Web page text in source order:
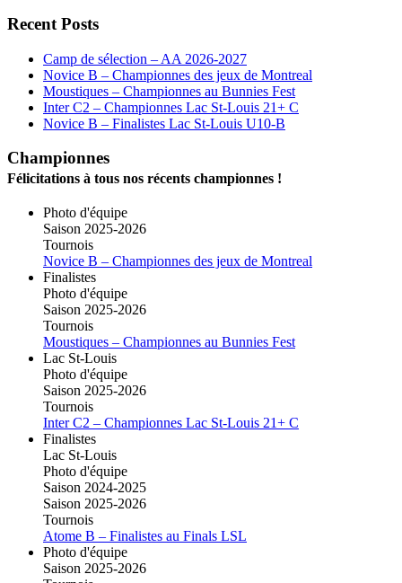
Recent Posts
Camp de sélection – AA 2026-2027
Novice B – Championnes des jeux de Montreal
Moustiques – Championnes au Bunnies Fest
Inter C2 – Championnes Lac St-Louis 21+ C
Novice B – Finalistes Lac St-Louis U10-B
Championnes
Félicitations à tous nos récents championnes !
Photo d'équipe
Saison 2025-2026
Tournois
Novice B – Championnes des jeux de Montreal
Finalistes
Photo d'équipe
Saison 2025-2026
Tournois
Moustiques – Championnes au Bunnies Fest
Lac St-Louis
Photo d'équipe
Saison 2025-2026
Tournois
Inter C2 – Championnes Lac St-Louis 21+ C
Finalistes
Lac St-Louis
Photo d'équipe
Saison 2024-2025
Saison 2025-2026
Tournois
Atome B – Finalistes au Finals LSL
Photo d'équipe
Saison 2025-2026